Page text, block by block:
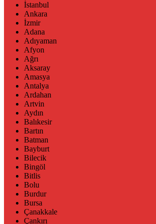
İstanbul
Ankara
İzmir
Adana
Adıyaman
Afyon
Ağrı
Aksaray
Amasya
Antalya
Ardahan
Artvin
Aydın
Balıkesir
Bartın
Batman
Bayburt
Bilecik
Bingöl
Bitlis
Bolu
Burdur
Bursa
Çanakkale
Çankırı